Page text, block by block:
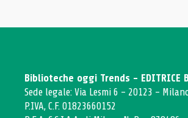
Biblioteche oggi Trends - EDITRICE
Sede legale: Via Lesmi 6 - 20123 -
P.IVA, C.F. 01823660152